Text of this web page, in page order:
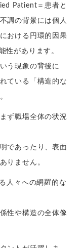
Patient＝患者と
調の背景には個人
おける円環的因果
性があります。
う現象の背後に
ている「構造的な
ず職場全体の状況
であったり、表面
りません。
人々への網羅的な
性や構造の全体像